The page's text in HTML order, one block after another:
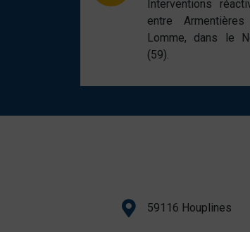
Interventions
entre
Lomme, dans le
(59).
59116 Houplines